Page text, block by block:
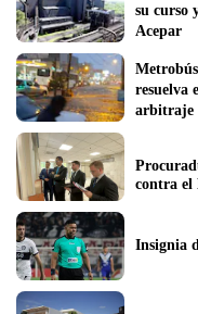
su curso
Acepar
resuelva
arbitraje
contra el
Insignia